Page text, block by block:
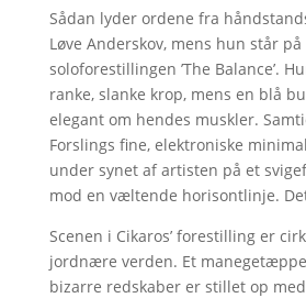
Sådan lyder ordene fra
Løve Anderskov, mens hun står
soloforestillingen ’The Balance’.
ranke, slanke krop, mens en blå
elegant om hendes muskler.
Forslings fine, elektroniske
under synet af artisten på et
mod en væltende horisontlinje.
Scenen i Cikaros’ forestilling er
jordnære verden. Et
bizarre redskaber er stillet op med